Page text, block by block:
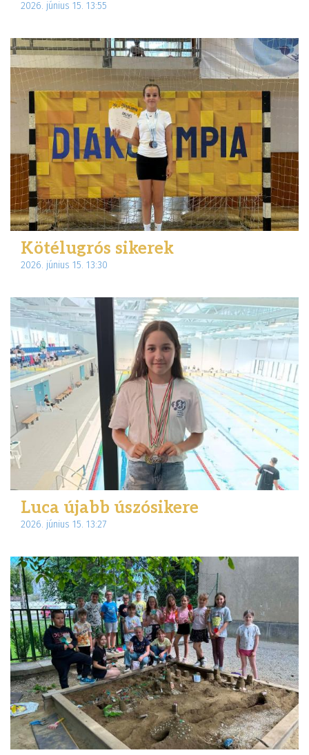
2026. június 15. 13:55
Kötélugrós sikerek
2026. június 15. 13:30
Luca újabb úszósikere
2026. június 15. 13:27